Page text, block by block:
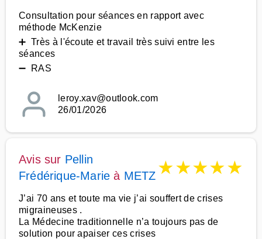
Consultation pour séances en rapport avec
méthode McKenzie
➕ Très à l'écoute et travail très suivi entre les
séances
➖ RAS
leroy.xav@outlook.com
26/01/2026
Avis sur Pellin
Frédérique-Marie à METZ ★★★★★
J’ai 70 ans et toute ma vie j’ai souffert de crises
migraineuses .
La Médecine traditionnelle n’a toujours pas de
solution pour apaiser ces crises